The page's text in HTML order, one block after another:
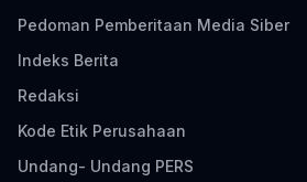
Pedoman Pemberitaan Media Siber
Indeks Berita
Redaksi
Kode Etik Perusahaan
Undang- Undang PERS